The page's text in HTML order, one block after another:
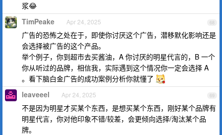
浆😂
68
TimPeake Apr 24, 2025
广告的恐怖之处在于，即使你讨厌这个广告，潜移默化影响还是
会选择被广告的这个产品。
举个例子，你到超市去买酱油，A 你讨厌的明星代言的，B 一个
你从听过的品牌，相信我，实际遇到这个情况你一定会选择 A
。看下脑白金广告的成功案例分析你就懂了
69
leaveeel Apr 24, 2025
不是因为明星才买某个东西，是想买某个东西，刚好某个品牌有
明星代言，你对他印象不错/较差，会更倾向选择/淘汰某个品
牌。